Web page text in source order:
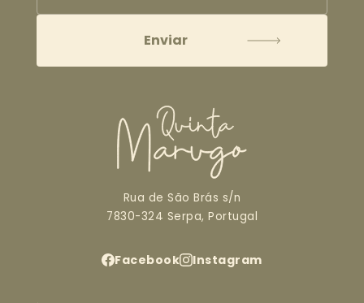
Rua de São Brás s/n
7830-324 Serpa, Portugal
Facebook Instagram